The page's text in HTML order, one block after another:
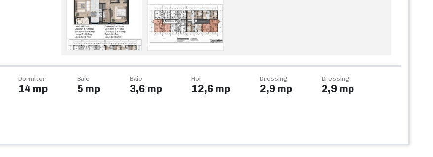
Dormitor
14 mp
Baie
5 mp
Baie
3,6 mp
Hol
12,6 mp
Dressing
2,9 mp
Dressing
2,9 mp